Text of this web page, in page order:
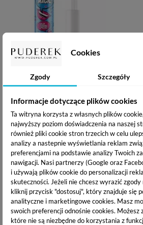
Cookies
Zgody Szczegóły
Informacje dotyczące plików cookies
Ta witryna korzysta z własnych plików
najwyższy poziom doświadczenia na naszej
również pliki cookie stron trzecich w celu
analizy a nastepnie wyświetlania reklam
preferencjami na podstawie analizy Twoich
nawigacji. Nasi partnerzy (Google oraz
i używają plików cookie do personalizacji
skuteczności. Jeżeli nie chcesz wyrazić
kliknij przycisk "dostosuj", który znajduje się
analityczne i marketingowe cookies. Masz
swoich preferencji odnośnie cookies. Możesz
które nie są niezbędne do korzystania z
CLARESA IT'S MAGIC -
BŁYSZCZYK ZMIENIAJĄCY
Dodaj do koszyka
Szminka, pomadka,
jak malować usta,
dnia wyglądać jak
Pomadki do ust to jeden z
W prostej formie sztyftu nadającego ustom
naprawdę wiele. Jakie są współczesne trendy
produkty naprawdę warto sięgnąć?